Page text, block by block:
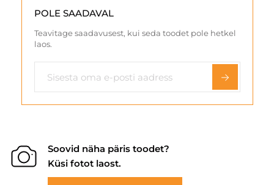
POLE SAADAVAL
Teavitage saadavusest, kui seda toodet pole hetkel
laos.
Soovid näha päris toodet?
Küsi fotot laost.